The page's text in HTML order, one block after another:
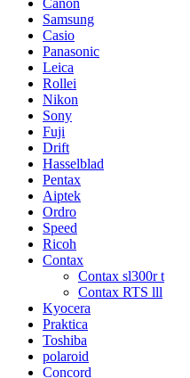
Canon
Samsung
Casio
Panasonic
Leica
Rollei
Nikon
Sony
Fuji
Drift
Hasselblad
Pentax
Aiptek
Ordro
Speed
Ricoh
Contax
Contax sl300r t
Contax RTS lll
Kyocera
Praktica
Toshiba
polaroid
Concord